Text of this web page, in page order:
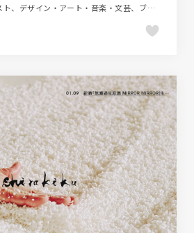
LP・特集ページ、イラスト、デザイン・アート・音楽・文芸、ブルー系、ホワイト系、ポップ、動画が流れる